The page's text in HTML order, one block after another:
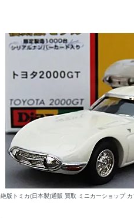
絶版トミカ(日本製)通販 買取 ミニカーショップ